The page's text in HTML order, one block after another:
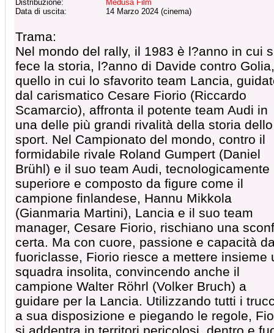
Distribuzione:
Medusa Film
Data di uscita:
14 Marzo 2024 (cinema)
Trama:
Nel mondo del rally, il 1983 è l?anno in cui
fece la storia, l?anno di Davide contro Golia,
quello in cui lo sfavorito team Lancia,
dal carismatico Cesare Fiorio (Riccardo
Scamarcio), affronta il potente team Audi in
una delle più grandi rivalità della storia dello
sport. Nel Campionato del mondo, contro il
formidabile rivale Roland Gumpert (Daniel
Brühl) e il suo team Audi, tecnologicamente
superiore e composto da figure come il
campione finlandese, Hannu Mikkola
(Gianmaria Martini), Lancia e il suo team
manager, Cesare Fiorio, rischiano una
certa. Ma con cuore, passione e capacità
fuoriclasse, Fiorio riesce a mettere insieme
squadra insolita, convincendo anche il
campione Walter Röhrl (Volker Bruch) a
guidare per la Lancia. Utilizzando tutti i
a sua disposizione e piegando le regole,